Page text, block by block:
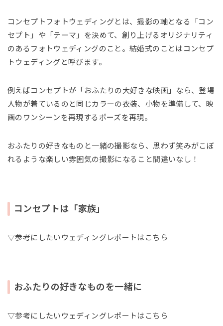
コンセプトフォトウェディングとは、撮影の軸となる「コン
セプト」や「テーマ」を決めて、創り上げるオリジナリティ
のあるフォトウェディングのこと。結婚式のことはコンセプ
トウェディングと呼びます。
例えばコンセプトが「おふたりの大好きな映画」なら、登場
人物が着ているのと同じカラーの衣装、小物を準備して、映
画のワンシーンを再現するポーズを再現。
おふたりの好きなものと一緒の撮影なら、思わず笑みがこぼ
れるような楽しい雰囲気の撮影になること間違いなし！
コンセプトは「家族」
▽参考にしたいウェディングレポートはこちら
おふたりの好きなものを一緒に
▽参考にしたいウェディングレポートはこちら